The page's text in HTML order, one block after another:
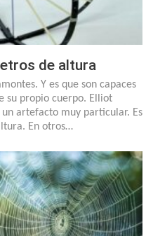
de altura
Y es que son capaces
su propio cuerpo. Elliot
un artefacto muy particular. Es
En otros…